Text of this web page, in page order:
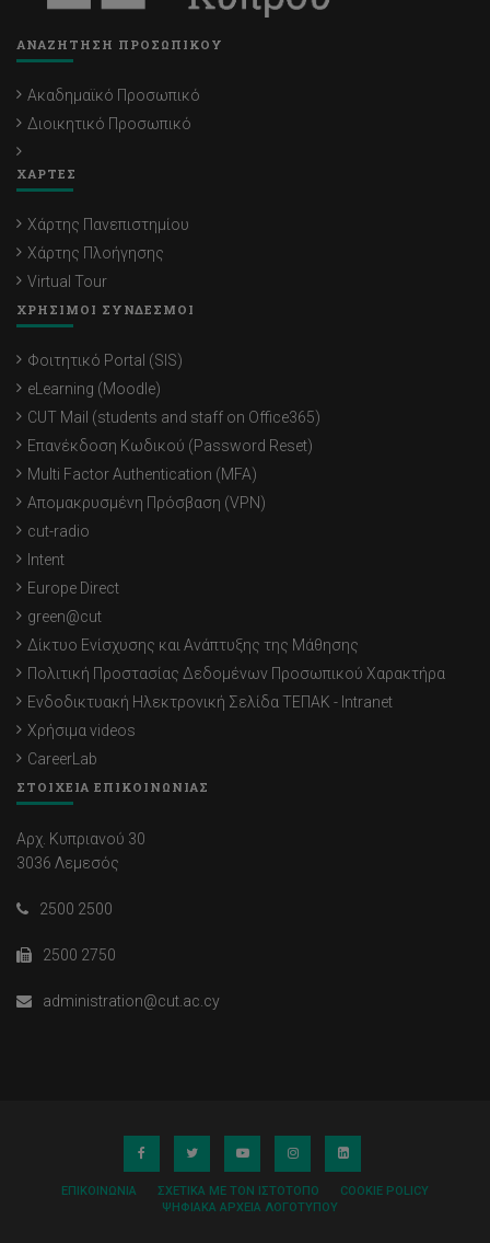
ΑΝΑΖΗΤΗΣΗ ΠΡΟΣΩΠΙΚΟΥ
Ακαδημαϊκό Προσωπικό
Διοικητικό Προσωπικό
ΧΑΡΤΕΣ
Χάρτης Πανεπιστημίου
Χάρτης Πλοήγησης
Virtual Tour
ΧΡΗΣΙΜΟΙ ΣΥΝΔΕΣΜΟΙ
Φοιτητικό Portal (SIS)
eLearning (Moodle)
CUT Mail (students and staff on Office365)
Επανέκδοση Κωδικού (Password Reset)
Multi Factor Authentication (MFA)
Απομακρυσμένη Πρόσβαση (VPN)
cut-radio
Intent
Europe Direct
green@cut
Δίκτυο Ενίσχυσης και Ανάπτυξης της Μάθησης
Πολιτική Προστασίας Δεδομένων Προσωπικού Χαρακτήρα
Ενδοδικτυακή Ηλεκτρονική Σελίδα ΤΕΠΑΚ - Intranet
Χρήσιμα videos
CareerLab
ΣΤΟΙΧΕΙΑ ΕΠΙΚΟΙΝΩΝΙΑΣ
Αρχ. Κυπριανού 30
3036 Λεμεσός
2500 2500
2500 2750
administration@cut.ac.cy
ΕΠΙΚΟΙΝΩΝΊΑ ΣΧΕΤΙΚΆ ΜΕ ΤΟΝ ΙΣΤΌΤΟΠΟ
COOKIE POLICY
ΨΗΦΙΑΚΆ ΑΡΧΕΊΑ ΛΟΓΌΤΥΠΟΥ